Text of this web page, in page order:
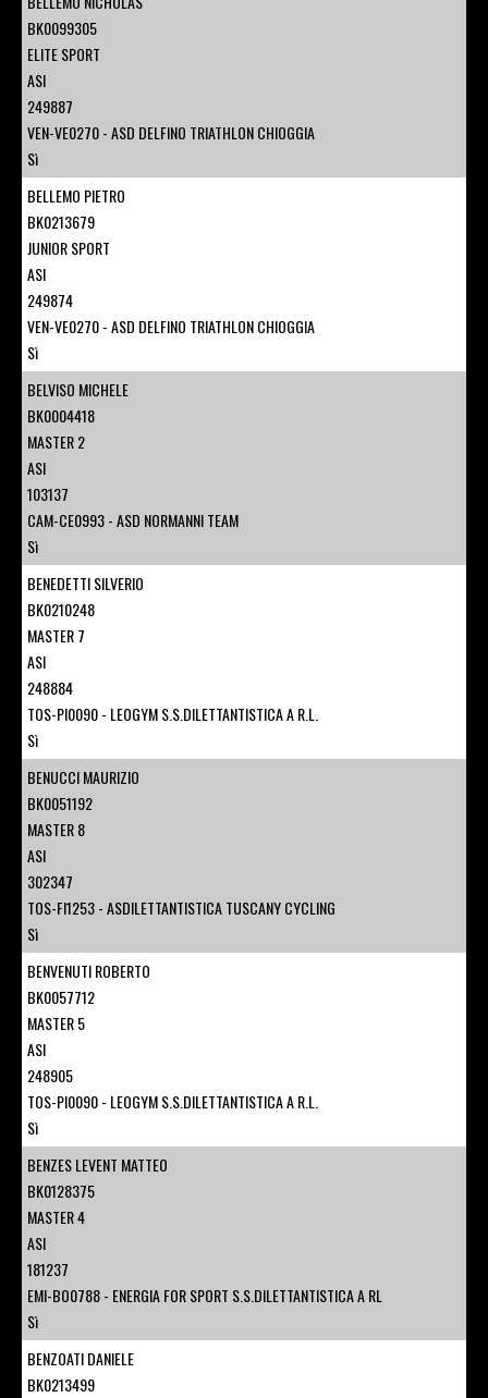
BK0099305
ELITE SPORT
ASI
249887
VEN-VE0270 - ASD DELFINO TRIATHLON CHIOGGIA
Sì
BELLEMO PIETRO
BK0213679
JUNIOR SPORT
ASI
249874
VEN-VE0270 - ASD DELFINO TRIATHLON CHIOGGIA
Sì
BELVISO MICHELE
BK0004418
MASTER 2
ASI
103137
CAM-CE0993 - ASD NORMANNI TEAM
Sì
BENEDETTI SILVERIO
BK0210248
MASTER 7
ASI
248884
TOS-PI0090 - LEOGYM S.S.DILETTANTISTICA A R.L.
Sì
BENUCCI MAURIZIO
BK0051192
MASTER 8
ASI
302347
TOS-FI1253 - ASDILETTANTISTICA TUSCANY CYCLING
Sì
BENVENUTI ROBERTO
BK0057712
MASTER 5
ASI
248905
TOS-PI0090 - LEOGYM S.S.DILETTANTISTICA A R.L.
Sì
BENZES LEVENT MATTEO
BK0128375
MASTER 4
ASI
181237
EMI-BO0788 - ENERGIA FOR SPORT S.S.DILETTANTISTICA A RL
Sì
BENZOATI DANIELE
BK0213499